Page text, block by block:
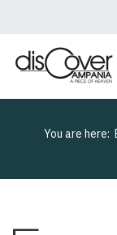
You are here: